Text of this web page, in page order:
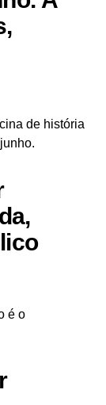
de história
é o